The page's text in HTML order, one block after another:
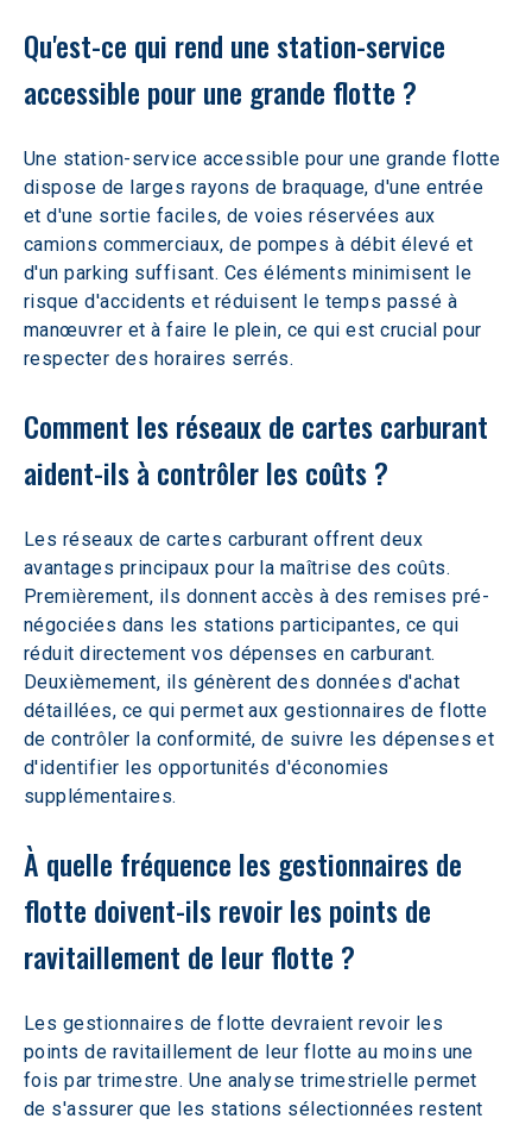
Qu'est-ce qui rend une station-service
accessible pour une grande flotte ?
Une station-service accessible pour une grande flotte
dispose de larges rayons de braquage, d'une entrée
et d'une sortie faciles, de voies réservées aux
camions commerciaux, de pompes à débit élevé et
d'un parking suffisant. Ces éléments minimisent le
risque d'accidents et réduisent le temps passé à
manœuvrer et à faire le plein, ce qui est crucial pour
respecter des horaires serrés.
Comment les réseaux de cartes carburant
aident-ils à contrôler les coûts ?
Les réseaux de cartes carburant offrent deux
avantages principaux pour la maîtrise des coûts.
Premièrement, ils donnent accès à des remises pré-
négociées dans les stations participantes, ce qui
réduit directement vos dépenses en carburant.
Deuxièmement, ils génèrent des données d'achat
détaillées, ce qui permet aux gestionnaires de flotte
de contrôler la conformité, de suivre les dépenses et
d'identifier les opportunités d'économies
supplémentaires.
À quelle fréquence les gestionnaires de
flotte doivent-ils revoir les points de
ravitaillement de leur flotte ?
Les gestionnaires de flotte devraient revoir les
points de ravitaillement de leur flotte au moins une
fois par trimestre. Une analyse trimestrielle permet
de s'assurer que les stations sélectionnées restent